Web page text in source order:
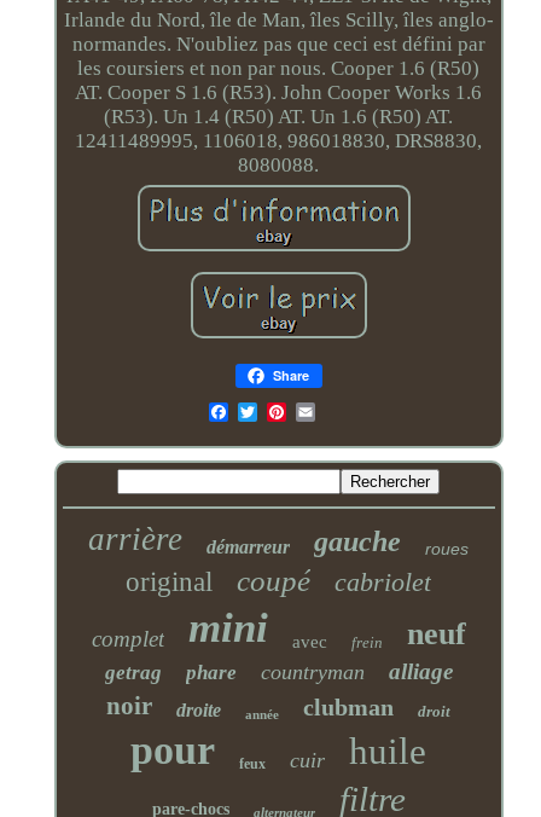
Irlande du Nord, île de Man, îles Scilly, îles anglo-
normandes. N'oubliez pas que ceci est défini par
les coursiers et non par nous. Cooper 1.6 (R50)
AT. Cooper S 1.6 (R53). John Cooper Works 1.6
(R53). Un 1.4 (R50) AT. Un 1.6 (R50) AT.
12411489995, 1106018, 986018830, DRS8830,
8080088.
Share
Email
arrière démarreur gauche roues
original coupé cabriolet
complet mini avec frein neuf
getrag phare countryman alliage
noir droite année clubman droit
pour feux cuir huile
pare-chocs alternateur filtre